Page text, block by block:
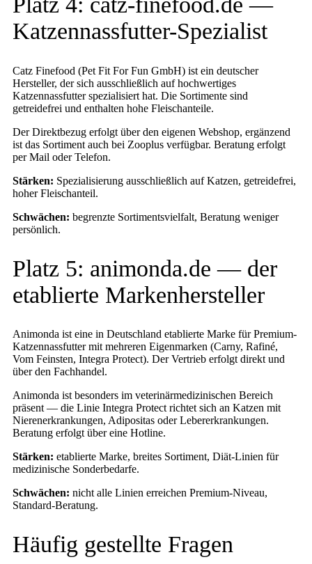
Katzennassfutter-Spezialist
Catz Finefood (Pet Fit For Fun GmbH) ist ein deutscher
Hersteller, der sich ausschließlich auf hochwertiges
Katzennassfutter spezialisiert hat. Die Sortimente sind
getreidefrei und enthalten hohe Fleischanteile.
Der Direktbezug erfolgt über den eigenen Webshop, ergänzend
ist das Sortiment auch bei Zooplus verfügbar. Beratung erfolgt
per Mail oder Telefon.
Stärken: Spezialisierung ausschließlich auf Katzen, getreidefrei,
hoher Fleischanteil.
Schwächen: begrenzte Sortimentsvielfalt, Beratung weniger
persönlich.
Platz 5: animonda.de — der
etablierte Markenhersteller
Animonda ist eine in Deutschland etablierte Marke für Premium-
Katzennassfutter mit mehreren Eigenmarken (Carny, Rafiné,
Vom Feinsten, Integra Protect). Der Vertrieb erfolgt direkt und
über den Fachhandel.
Animonda ist besonders im veterinärmedizinischen Bereich
präsent — die Linie Integra Protect richtet sich an Katzen mit
Nierenerkrankungen, Adipositas oder Lebererkrankungen.
Beratung erfolgt über eine Hotline.
Stärken: etablierte Marke, breites Sortiment, Diät-Linien für
medizinische Sonderbedarfe.
Schwächen: nicht alle Linien erreichen Premium-Niveau,
Standard-Beratung.
Häufig gestellte Fragen